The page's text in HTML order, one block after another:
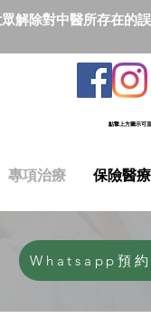
解除對中醫所存在的
點撃上方圖示可
專項治療 保險醫
Whatsapp預約